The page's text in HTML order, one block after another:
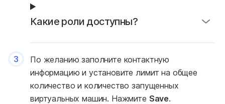
Какие роли доступны?
3
По желанию заполните контактную
информацию и установите лимит на общее
количество и количество запущенных
виртуальных машин. Нажмите Save.